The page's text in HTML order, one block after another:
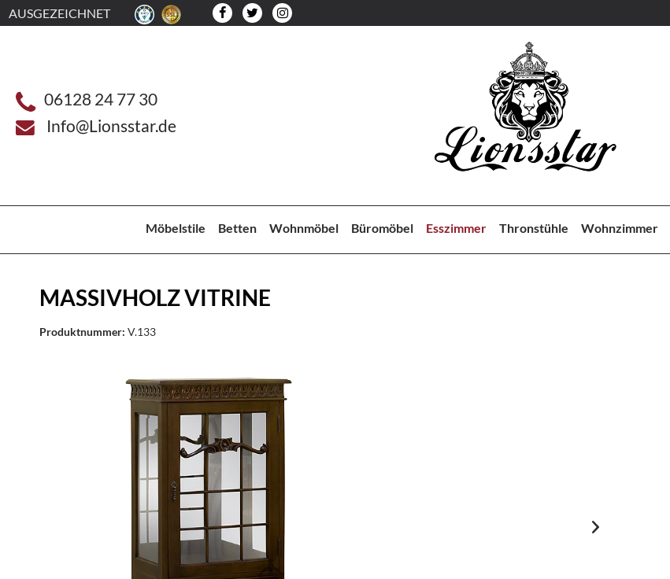
AUSGEZEICHNET
06128 24 77 30
Info@Lionsstar.de
Möbelstile Betten Wohnmöbel Büromöbel Esszimmer Thronstühle Wohnzimmer
MASSIVHOLZ VITRINE
Produktnummer: V.133